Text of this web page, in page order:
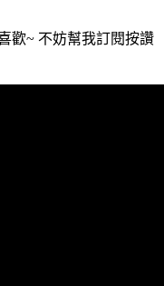
歡~ 不妨幫我訂閱按讚